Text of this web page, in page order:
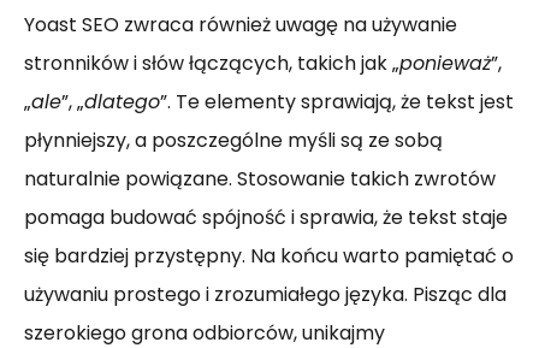
Yoast SEO zwraca również uwagę na używanie
stronników i słów łączących, takich jak „ponieważ”,
„ale”, „dlatego”. Te elementy sprawiają, że tekst jest
płynniejszy, a poszczególne myśli są ze sobą
naturalnie powiązane. Stosowanie takich zwrotów
pomaga budować spójność i sprawia, że tekst staje
się bardziej przystępny. Na końcu warto pamiętać o
używaniu prostego i zrozumiałego języka. Pisząc dla
szerokiego grona odbiorców, unikajmy